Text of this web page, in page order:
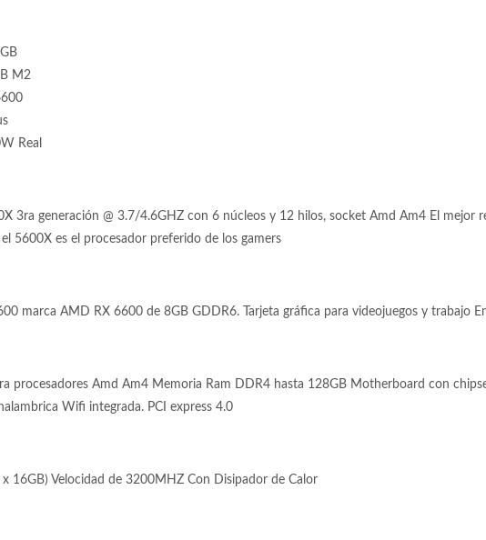
M2
Real
3ra generación @ 3.7/4.6GHZ con 6 núcleos y 12 hilos, socket Amd Am4 El
5600X es el procesador preferido de los gamers
marca AMD RX 6600 de 8GB GDDR6. Tarjeta gráfica para videojuegos y trabajo
procesadores Amd Am4 Memoria Ram DDR4 hasta 128GB Motherboard con
Wifi integrada. PCI express 4.0
16GB) Velocidad de 3200MHZ Con Disipador de Calor